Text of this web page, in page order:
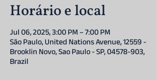
Horário e local
Jul 06, 2025, 3:00 PM – 7:00 PM
São Paulo, United Nations Avenue, 12559 -
Brooklin Novo, Sao Paulo - SP, 04578-903,
Brazil